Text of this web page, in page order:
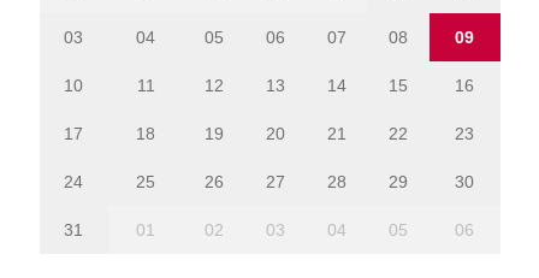
03 04 05 06 07 08 09
10 11 12 13 14 15 16
17 18 19 20 21 22 23
24 25 26 27 28 29 30
31 01 02 03 04 05 06